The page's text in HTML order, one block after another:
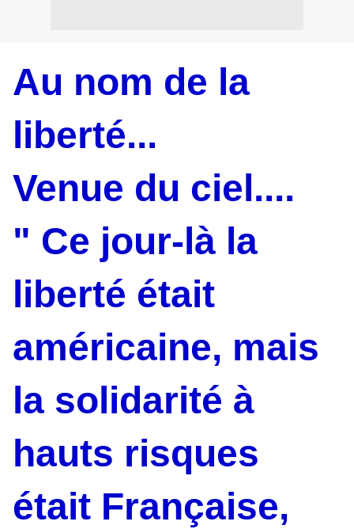
Au nom de la
liberté...
Venue du ciel....
" Ce jour-là la
liberté était
américaine, mais
la solidarité à
hauts risques
était Française,